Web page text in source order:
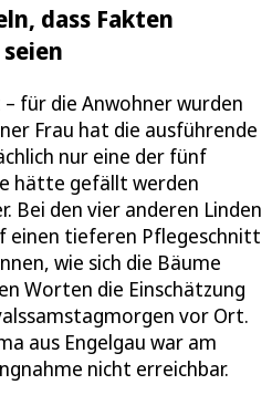
dass Fakten
für die Anwohner wurden
Frau hat die ausführende
nur eine der fünf
hätte gefällt werden
Bei den vier anderen Linden
einen tieferen Pflegeschnitt
wie sich die Bäume
Worten die Einschätzung
vor Ort.
aus Engelgau war am
nicht erreichbar.